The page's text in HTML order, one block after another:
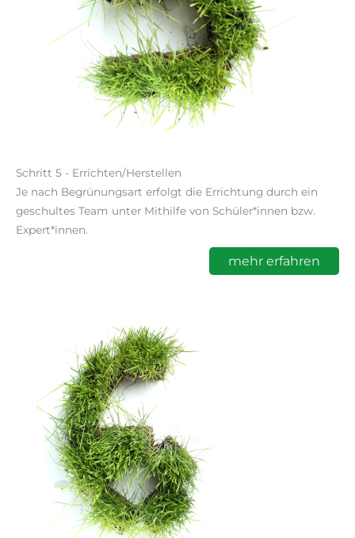
Schritt 5 - Errichten/Herstellen
Je nach Begrünungsart erfolgt die Errichtung durch ein
geschultes Team unter Mithilfe von Schüler*innen bzw.
Expert*innen.
mehr erfahren